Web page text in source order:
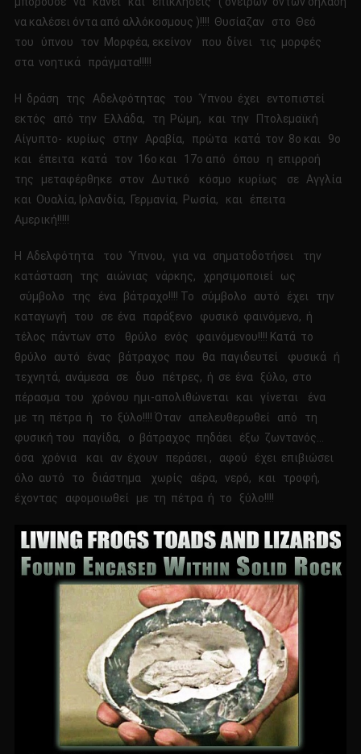
να καλέσει όντα από αλλόκοσμους )!!!! Θυσίαζαν στο Θεό
του ύπνου τον Μορφέα, εκείνον που δίνει τις μορφές
στα νοητικά πράγματα!!!!!
Η δράση της Αδελφότητας του Ύπνου έχει εντοπιστεί
εκτός από την Ελλάδα, τη Ρώμη, και την Πτολεμαϊκή
Αίγυπτο- κυρίως στην Αραβία, πρώτα κατά τον 8ο και 9ο
και έπειτα κατά τον 16ο και 17ο από όπου η επιρροή
της μεταφέρθηκε στον Δυτικό κόσμο κυρίως σε Αγγλία
και Ουαλία, Ιρλανδία, Γερμανία, Ρωσία, και έπειτα
Αμερική!!!!!
Η Αδελφότητα του Ύπνου, για να σηματοδοτήσει την
κατάσταση της αιώνιας νάρκης, χρησιμοποιεί ως
σύμβολο της ένα βάτραχο!!!! Το σύμβολο αυτό έχει την
καταγωγή του σε ένα παράξενο φυσικό φαινόμενο, ή
τέλος πάντων στο θρύλο ενός φαινόμενου!!!! Κατά το
θρύλο αυτό ένας βάτραχος που θα παγιδευτεί φυσικά ή
τεχνητά, ανάμεσα σε δυο πέτρες, ή σε ένα ξύλο, στο
πέρασμα του χρόνου ημι-απολιθώνεται και γίνεται ένα
με τη πέτρα ή το ξύλο!!!! Όταν απελευθερωθεί από τη
φυσική του παγίδα, ο βάτραχος πηδάει έξω ζωντανός…
όσα χρόνια και αν έχουν περάσει , αφού έχει επιβιώσει
όλο αυτό το διάστημα χωρίς αέρα, νερό, και τροφή,
έχοντας αφομοιωθεί με τη πέτρα ή το ξύλο!!!!